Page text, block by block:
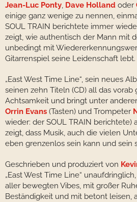
Jean-Luc Ponty, Dave Holland oder
einige ganz wenige zu nennen,
SOUL TRAIN berichtete immer
zeigt, wie authentisch der Mann mit
unbedingt mit
Gitarrenspiel seine Leidenschaft lebt.
„East West Time Line“, sein neues
seinen zehn Titeln (CD) all das
Achtsamkeit und bringt unter
Orrin Evans (Tasten) und Trompeter
wieder: der SOUL TRAIN berichtete)
zeigt, dass Musik, auch die vielen
eben grenzenlos sein kann und sein
Geschrieben und produziert von
„East West Time Line“
aller bewegten Vibes, mit großer
Beständigkeit und mit betont leisen,